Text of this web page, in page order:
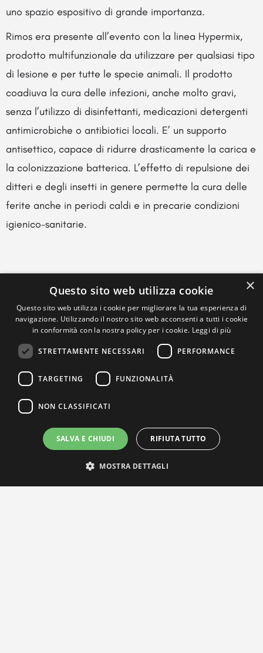
uno spazio espositivo di grande importanza.
Rimos era presente all’evento con la linea Hypermix,
prodotto multifunzionale da utilizzare per qualsiasi tipo
di lesione e per tutte le specie animali. Il prodotto
coadiuva la cura delle infezioni, anche molto gravi,
senza l’utilizzo di disinfettanti, medicazioni detergenti
antimicrobiche o antibiotici locali. E’ un supporto
antisettico, capace di ridurre drasticamente la carica e
la colonizzazione batterica. L’effetto di repulsione dei
ditteri e degli insetti in genere permette la cura delle
ferite anche in periodi caldi e in precarie condizioni
igienico-sanitarie.
×
Questo sito web utilizza cookie
Questo sito web utilizza i cookie per migliorare la tua esperienza di
navigazione. Utilizzando il nostro sito web acconsenti a tutti i cookie
in conformità con la nostra policy per i cookie. Leggi di più
STRETTAMENTE NECESSARI PERFORMANCE
TARGETING FUNZIONALITÀ
NON CLASSIFICATI
SALVA E CHIUDI RIFIUTA TUTTO
MOSTRA DETTAGLI